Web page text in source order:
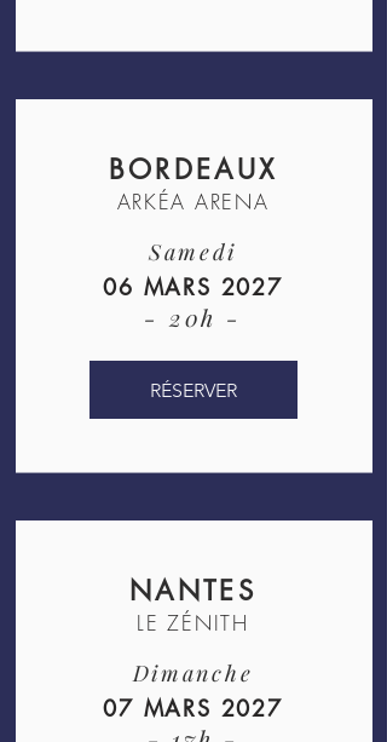
BORDEAUX
ARKÉA ARENA
Samedi
06 MARS 2027
- 20h -
RÉSERVER
NANTES
LE ZÉNITH
Dimanche
07 MARS 2027